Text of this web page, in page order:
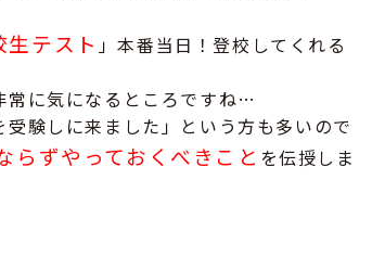
テスト 」本番当日！登校してくれる
常に気になるところですね…
験しに来ました」という方も多いので
らずやっておくべきこと を伝授しま